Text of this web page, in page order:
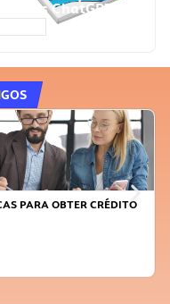
ChatGPT
A DIFERENÇA: SEJA